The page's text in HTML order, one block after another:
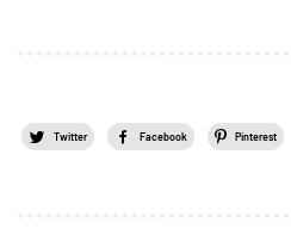
Twitter Facebook Pinterest